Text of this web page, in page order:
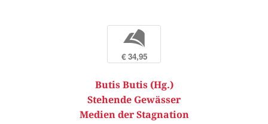
b
€ 34,95
Butis Butis (Hg.)
Stehende Gewässer
Medien der Stagnation